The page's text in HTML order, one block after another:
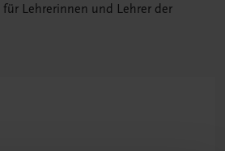
Lehrerinnen und Lehrer der